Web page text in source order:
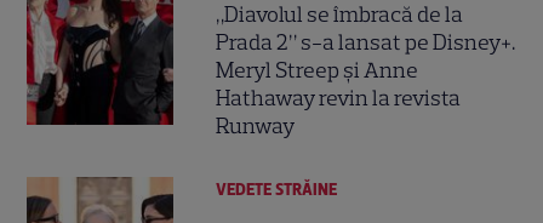
„Diavolul se îmbracă de la
Prada 2” s-a lansat pe Disney+.
Meryl Streep și Anne
Hathaway revin la revista
Runway
VEDETE STRĂINE